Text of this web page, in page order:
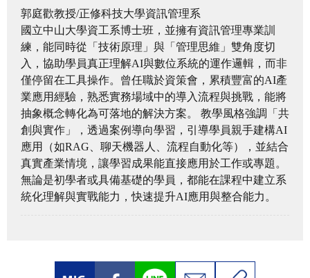
郭庭歡教授/正修科技大學資訊管理系
國立中山大學資工系博士班，並擁有資訊管理專業訓
練，能同時從「技術原理」與「管理思維」雙角度切
入，協助學員真正理解AI與數位系統的運作邏輯，而非
僅停留在工具操作。曾任職於資策會，累積豐富的AI產
業應用經驗，熟悉實務場域中的導入流程與挑戰，能將
抽象概念轉化為可落地的解決方案。 教學風格強調「共
創與實作」，透過案例導向學習，引導學員親手建構AI
應用（如RAG、聊天機器人、流程自動化等），並結合
真實產業情境，讓學習成果能直接應用於工作或專題。
無論是初學者或具備基礎的學員，都能在課程中建立系
統化理解與實戰能力，快速提升AI應用與整合能力。